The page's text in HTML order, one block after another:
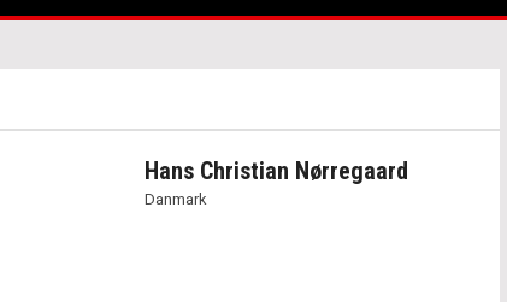
Hans Christian Nørregaard
Danmark